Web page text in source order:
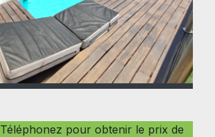
Téléphonez pour obtenir le prix de